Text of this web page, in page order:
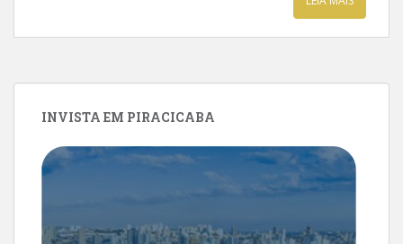
INVISTA EM PIRACICABA